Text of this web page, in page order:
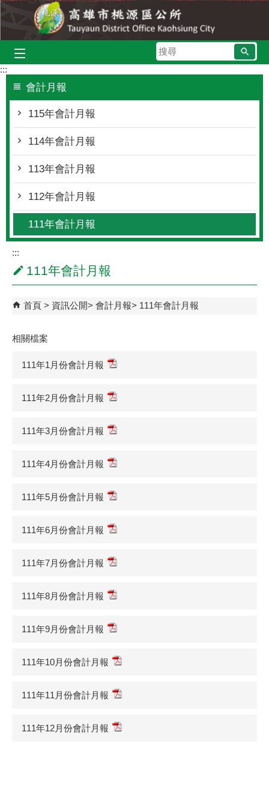
跳到主要內容區塊
搜
尋
:::
會計月報
115年會計月報
114年會計月報
113年會計月報
112年會計月報
111年會計月報
:::
111年會計月報
首頁 資訊公開 會計月報 111年會計月報
相關檔案
111年1月份會計月報
111年2月份會計月報
111年3月份會計月報
111年4月份會計月報
111年5月份會計月報
111年6月份會計月報
111年7月份會計月報
111年8月份會計月報
111年9月份會計月報
111年10月份會計月報
111年11月份會計月報
111年12月份會計月報